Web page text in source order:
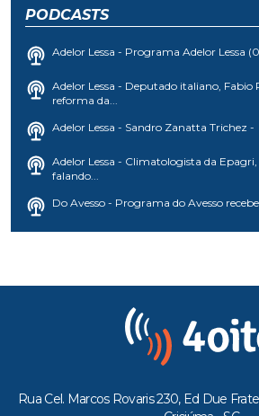
PODCASTS
Adelor Lessa - Programa Adelor Lessa
Adelor Lessa - Deputado italiano, Fabio
reforma da...
Adelor Lessa - Sandro Zanatta Trichez -
Adelor Lessa - Climatologista da
falando...
Do Avesso - Programa do Avesso
Rua Cel. Marcos Rovaris 230, Ed Due